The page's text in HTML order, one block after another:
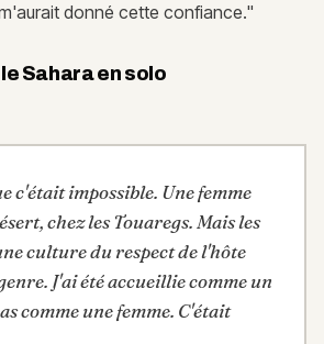
donné cette confiance."
Sahara en solo
c'était impossible. Une femme
chez les Touaregs. Mais les
culture du respect de l'hôte
J'ai été accueillie comme un
comme une femme. C'était